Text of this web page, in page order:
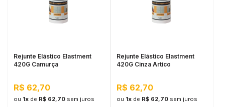
Rejunte Elástico Elastment
420G Camurça
R$ 62,70
ou 1xde R$ 62,70 sem juros
Rejunte Elástico Elastment
420G Cinza Artico
R$ 62,70
ou 1xde R$ 62,70 sem juros